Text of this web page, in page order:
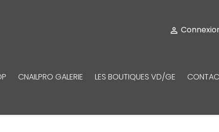

CNAILPRO GALERIE LES BOUTIQUES VD/GE